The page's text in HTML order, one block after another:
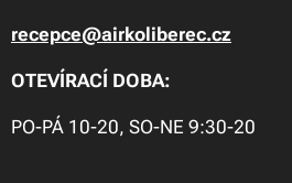
recepce@airkoliberec.cz
OTEVÍRACÍ DOBA:
PO-PÁ 10-20, SO-NE 9:30-20